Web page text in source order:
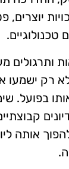
יוצרים,
ותרגולים
רק ישמעו
בפועל.
אותה